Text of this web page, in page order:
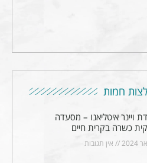
חמות
ויינר איטליאנו – מסעדה
כשרה בקרית חיים
אין תגובות